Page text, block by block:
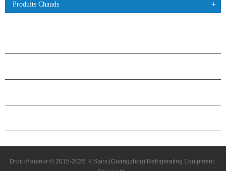
Produits Chauds
Droit d\'auteur © 2015-2026 H.Stars (Guangzhou) Refrigerating Equipment